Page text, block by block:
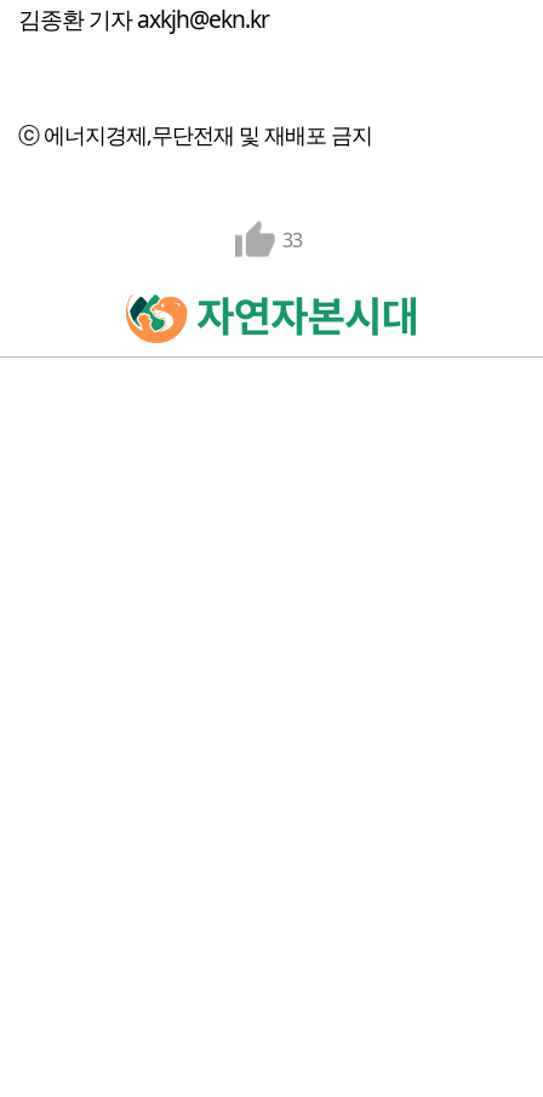
김종환 기자 axkjh@ekn.kr
ⓒ 에너지경제,무단전재 및 재배포 금지
33